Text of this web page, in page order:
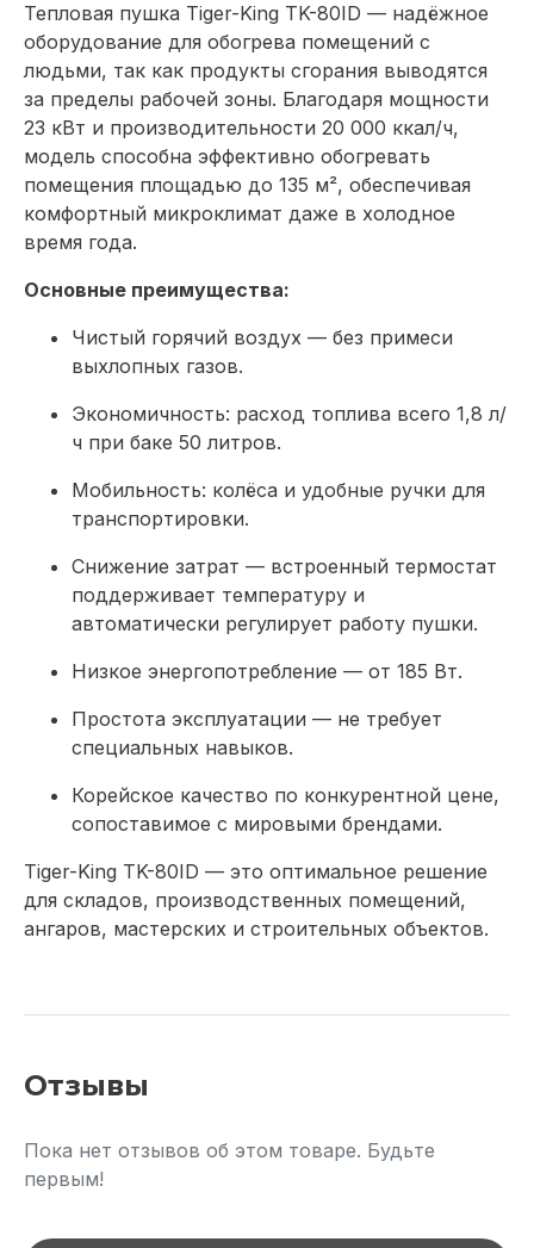
Тепловая пушка Tiger-King TK-80ID — надёжное
оборудование для обогрева помещений с
людьми, так как продукты сгорания выводятся
за пределы рабочей зоны. Благодаря мощности
23 кВт и производительности 20 000 ккал/ч,
модель способна эффективно обогревать
помещения площадью до 135 м², обеспечивая
комфортный микроклимат даже в холодное
время года.
Основные преимущества:
Чистый горячий воздух — без примеси
выхлопных газов.
Экономичность: расход топлива всего 1,8 л/
ч при баке 50 литров.
Мобильность: колёса и удобные ручки для
транспортировки.
Снижение затрат — встроенный термостат
поддерживает температуру и
автоматически регулирует работу пушки.
Низкое энергопотребление — от 185 Вт.
Простота эксплуатации — не требует
специальных навыков.
Корейское качество по конкурентной цене,
сопоставимое с мировыми брендами.
Tiger-King TK-80ID — это оптимальное решение
для складов, производственных помещений,
ангаров, мастерских и строительных объектов.
Отзывы
Пока нет отзывов об этом товаре. Будьте
первым!